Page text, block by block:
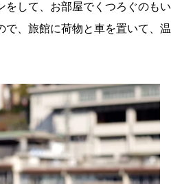
をして、お部屋でくつろぐのもい
で、旅館に荷物と車を置いて、温